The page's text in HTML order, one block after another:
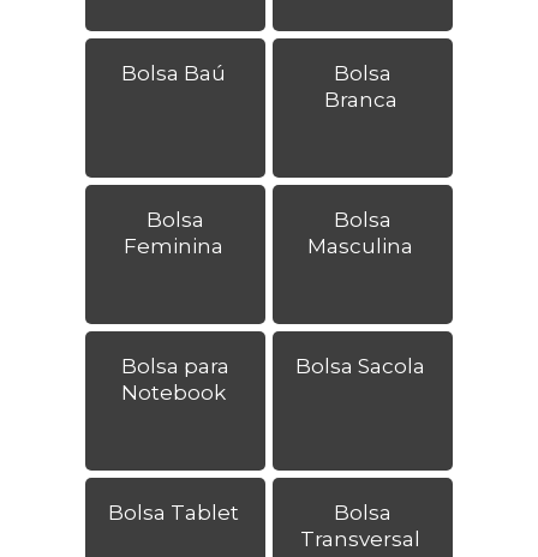
Bolsa Baú
Bolsa
Branca
Bolsa
Feminina
Bolsa
Masculina
Bolsa para
Notebook
Bolsa Sacola
Bolsa Tablet
Bolsa
Transversal